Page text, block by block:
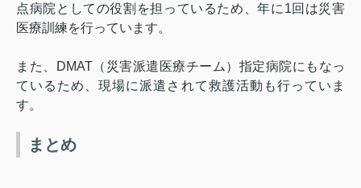
点病院としての役割を担っているため、年に 1回は災害
医療訓練を行っています。
また、 DMAT（災害派遣医療チーム）指定病院にもなっ
ているため、現場に派遣されて救護活動も行っていま
す。
まとめ